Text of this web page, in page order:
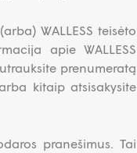
WALLESS teisėto
apie WALLESS
prenumeratą
kitaip atsisakysite
pranešimus. Tai